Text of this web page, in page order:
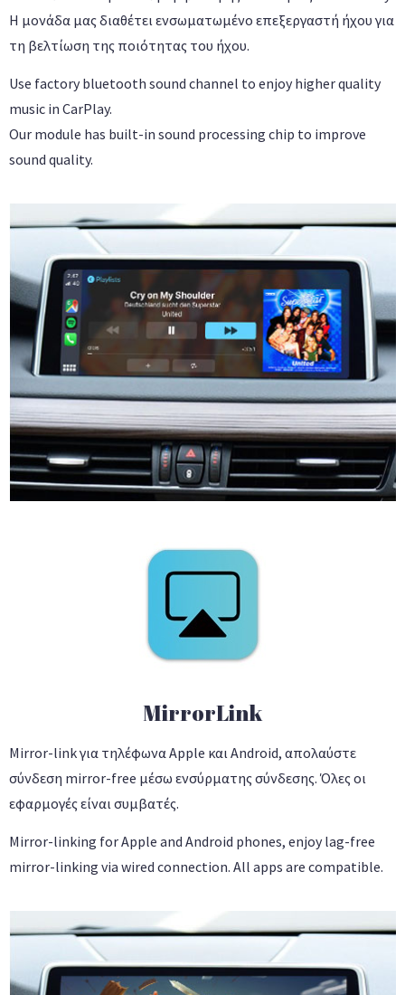
Η μονάδα μας διαθέτει ενσωματωμένο επεξεργαστή ήχου για
τη βελτίωση της ποιότητας του ήχου.
Use factory bluetooth sound channel to enjoy higher quality
music in CarPlay.
Our module has built-in sound processing chip to improve
sound quality.
MirrorLink
Mirror-link για τηλέφωνα Apple και Android, απολαύστε
σύνδεση mirror-free μέσω ενσύρματης σύνδεσης. Όλες οι
εφαρμογές είναι συμβατές.
Mirror-linking for Apple and Android phones, enjoy lag-free
mirror-linking via wired connection. All apps are compatible.